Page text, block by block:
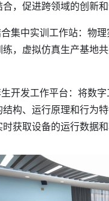
，促进跨领域的创新
实训工作站：物理实
练，虚拟仿真生产基地
工作平台：将数字工
构、运行原理和行为
获取设备的运行数据和